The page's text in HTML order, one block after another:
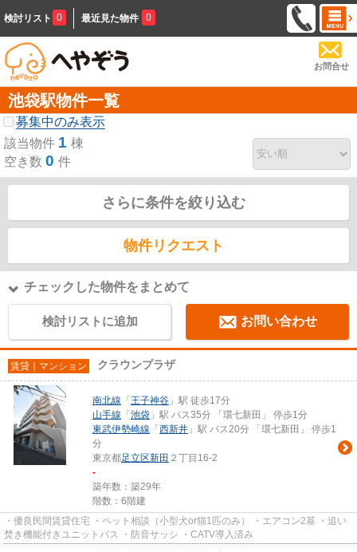
検討リスト 0 最近見た物件 0
お問合せ
池袋駅物件一覧
募集中のみ表示
該当物件 1 棟
空き数 0 件
さらに条件を絞り込む
物件リクエスト
チェックした物件をまとめて
検討リストに追加 お問い合わせ
賃貸｜マンション クラウンプラザ
南北線 「 王子神谷 」駅 徒歩17分
山手線 「 池袋 」駅 バス35分 「環七新田」 停歩1分
東武伊勢崎線 「 西新井 」駅 バス20分 「環七新田」 停歩1
分
東京都足立区新田 ２丁目16-2
-
築年数：築29年
階数：6階建
・優良民間賃貸住宅 ・ペット相談（小型犬or猫1匹のみ） ・エアコン2基 ・追い
焚き機能付きユニットバス ・防音サッシ ・CATV導入済み